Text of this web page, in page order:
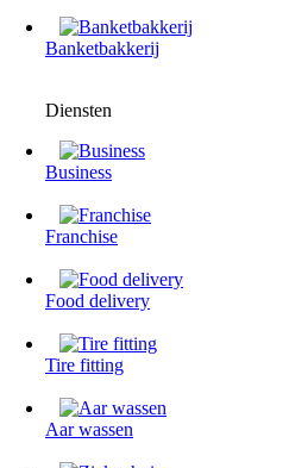
Banketbakkerij
Diensten
Business
Franchise
Food delivery
Tire fitting
Aar wassen